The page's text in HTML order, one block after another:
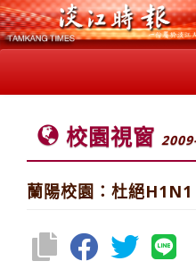
校園視窗
蘭陽校園：杜絕